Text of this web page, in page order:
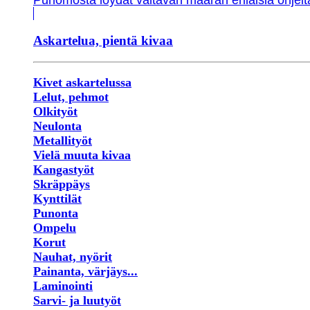
Askartelua, pientä kivaa
Kivet askartelussa
Lelut, pehmot
Olkityöt
Neulonta
Metallityöt
Vielä muuta kivaa
Kangastyöt
Skräppäys
Kynttilät
Punonta
Ompelu
Korut
Nauhat, nyörit
Painanta, värjäys...
Laminointi
Sarvi- ja luutyöt